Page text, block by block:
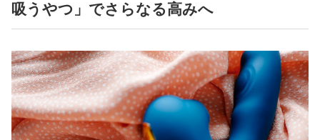
吸うやつ」でさらなる高みへ